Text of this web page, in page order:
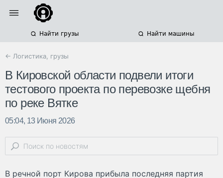
Найти грузы Найти машины
← Логистика, грузы
В Кировской области подвели итоги
тестового проекта по перевозке щебня
по реке Вятке
05:04, 13 Июня 2026
В речной порт Кирова прибыла последняя партия